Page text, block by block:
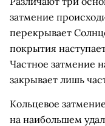
затмение
перекрывает
покрытия
Частное затмение
закрывает лишь
Кольцевое
на наибольшем